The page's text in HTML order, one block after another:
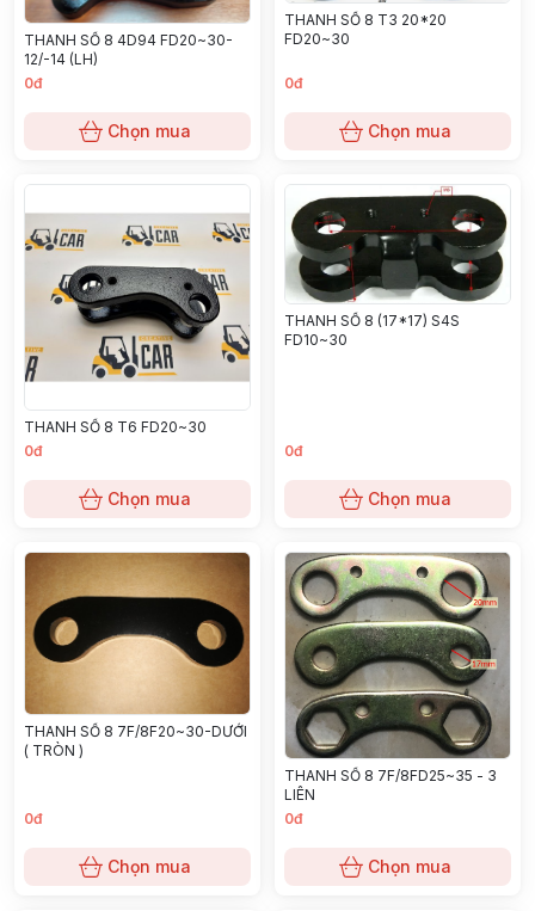
THANH SỐ 8 4D94 FD20~30-
12/-14 (LH)
0đ
Chọn mua
THANH SỐ 8 T3 20*20
FD20~30
0đ
Chọn mua
THANH SỐ 8 T6 FD20~30
0đ
Chọn mua
THANH SỐ 8 (17*17) S4S
FD10~30
0đ
Chọn mua
THANH SỐ 8 7F/8F20~30-DƯỚI
( TRÒN )
0đ
Chọn mua
THANH SỐ 8 7F/8FD25~35 - 3
LIÊN
0đ
Chọn mua